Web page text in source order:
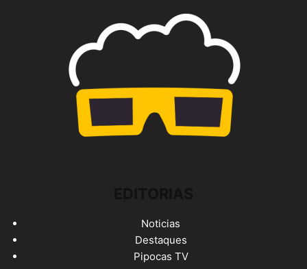
Noticias
Destaques
Pipocas TV